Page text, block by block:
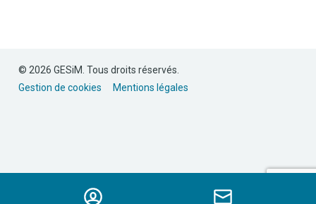
© 2026 GESiM. Tous droits réservés.
Gestion de cookies
Mentions légales